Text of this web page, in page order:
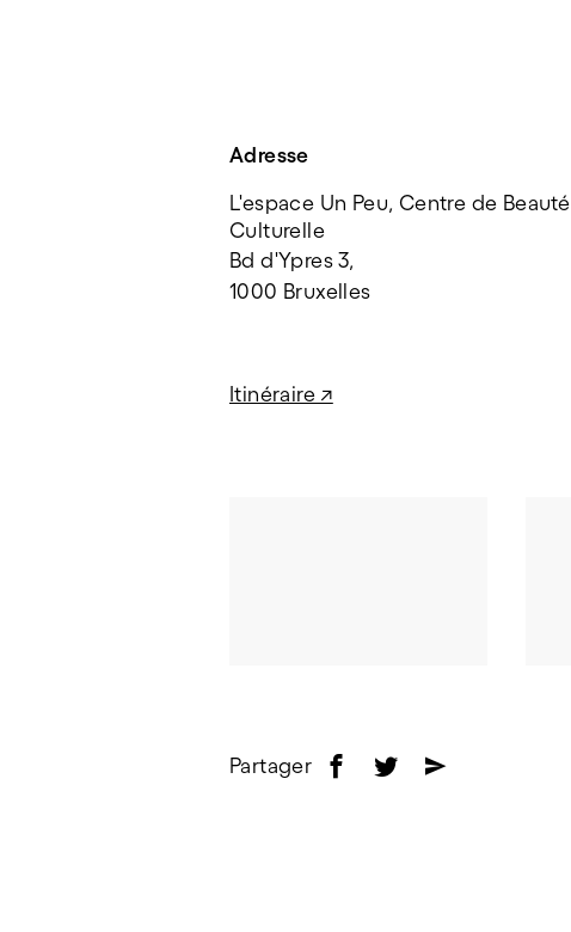
Adresse
L'espace Un Peu, Centre de Beauté
Culturelle
Bd d'Ypres 3,
1000 Bruxelles
Itinéraire ↗
Partager f t e